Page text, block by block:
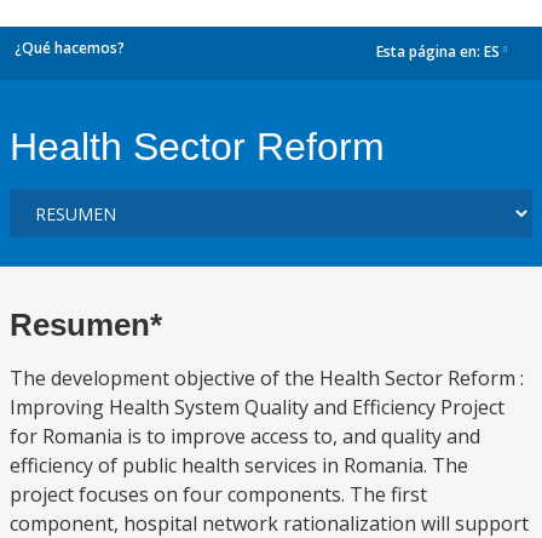
¿Qué hacemos? Esta página en: ES
Health Sector Reform
Resumen*
The development objective of the Health Sector Reform :
Improving Health System Quality and Efficiency Project
for Romania is to improve access to, and quality and
efficiency of public health services in Romania. The
project focuses on four components. The first
component, hospital network rationalization will support